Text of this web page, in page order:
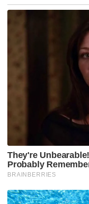
രാഷ്ട്രീയവുമായ
രാജിയെന്നുമാണ്
Stories you may like
ദേശീയ
ജീവിക്കാൻ
ലഖ്‌നൗവിൽ
‘ഭക്ഷണം
പാകിസ്താനിൽ
അജ്ഞാത
ദിവസങ്ങൾക്ക്
മുതിർന്ന നേതാവും
അംഗത്വവും എംപി